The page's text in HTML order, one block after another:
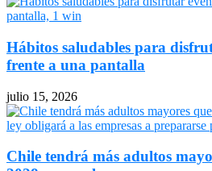
Hábitos saludables para
frente a una pantalla
julio 15, 2026
Chile tendrá más adultos